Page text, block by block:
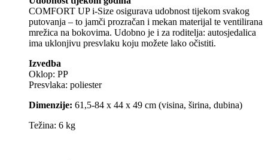
COMFORT UP i-Size osigurava udobnost tijekom svakog
putovanja – to jamči prozračan i mekan materijal te ventilirana
mrežica na bokovima. Udobno je i za roditelja: autosjedalica
ima uklonjivu presvlaku koju možete lako očistiti.
Izvedba
Oklop: PP
Presvlaka: poliester
Dimenzije: 61,5-84 x 44 x 49 cm (visina, širina, dubina)
Težina: 6 kg